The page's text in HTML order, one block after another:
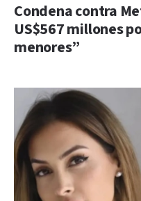
Condena contra
US$567 millones
menores”